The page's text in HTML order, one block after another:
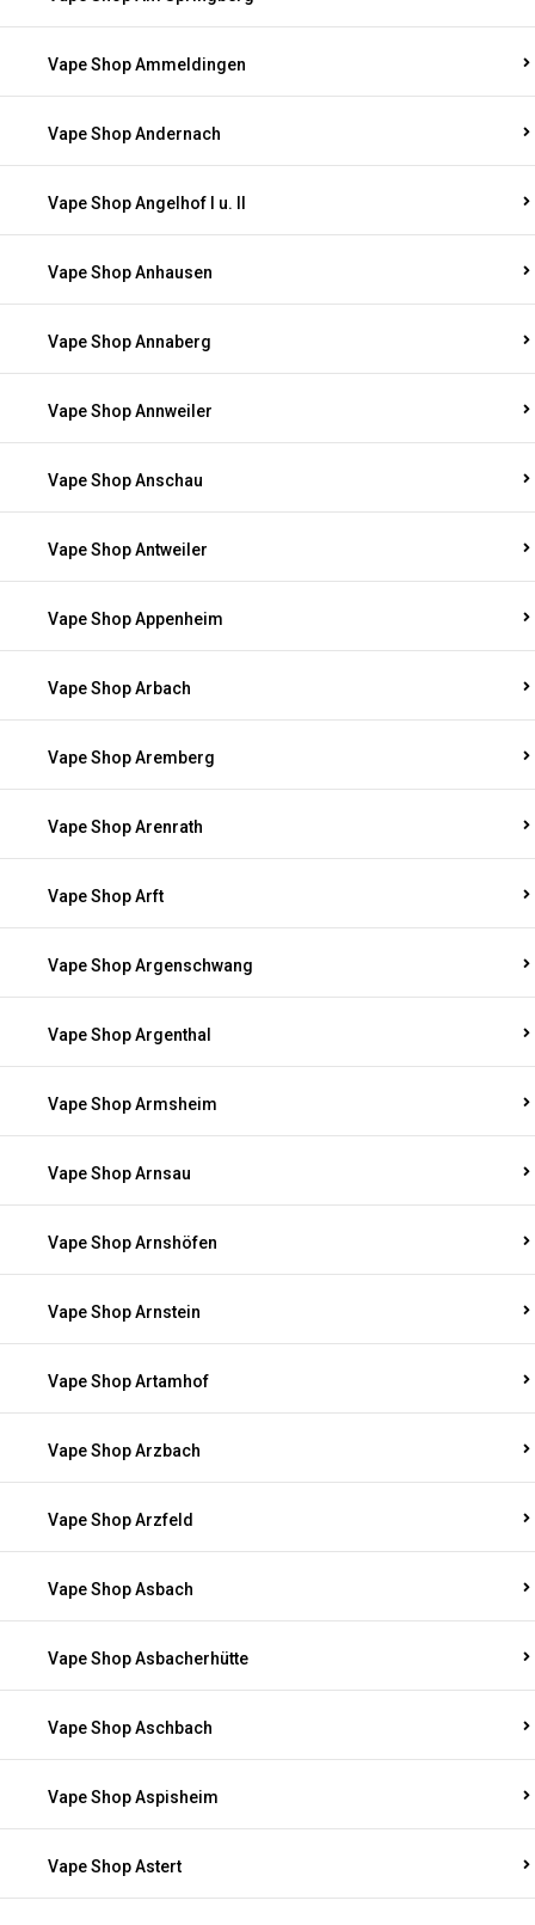
Vape Shop Ammeldingen
Vape Shop Andernach
Vape Shop Angelhof I u. II
Vape Shop Anhausen
Vape Shop Annaberg
Vape Shop Annweiler
Vape Shop Anschau
Vape Shop Antweiler
Vape Shop Appenheim
Vape Shop Arbach
Vape Shop Aremberg
Vape Shop Arenrath
Vape Shop Arft
Vape Shop Argenschwang
Vape Shop Argenthal
Vape Shop Armsheim
Vape Shop Arnsau
Vape Shop Arnshöfen
Vape Shop Arnstein
Vape Shop Artamhof
Vape Shop Arzbach
Vape Shop Arzfeld
Vape Shop Asbach
Vape Shop Asbacherhütte
Vape Shop Aschbach
Vape Shop Aspisheim
Vape Shop Astert